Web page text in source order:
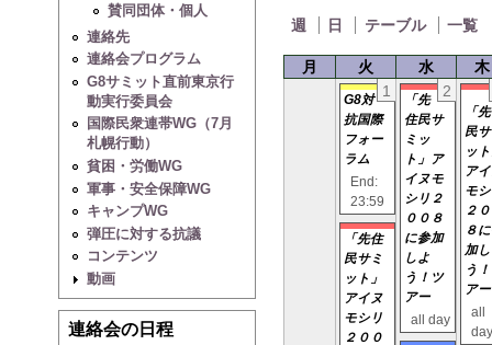
賛同団体・個人
連絡先
連絡会プログラム
G8サミット直前東京行
動実行委員会
国際民衆連帯WG（7月
札幌行動）
貧困・労働WG
軍事・安全保障WG
キャンプWG
弾圧に対する抗議
コンテンツ
動画
連絡会の日程
週 日 テーブル 一覧
月 火 水
木
1
G8対
抗国際
フォー
ラム
End:
23:59
「先住
民サミ
ット」
アイヌ
モシリ
２００
2
「先
住民サ
ミッ
ト」ア
イヌモ
シリ２
００８
に参加
しよ
う！ツ
アー
all day
「
民
ッ
ア
モ
２
８
加
う
アー
all